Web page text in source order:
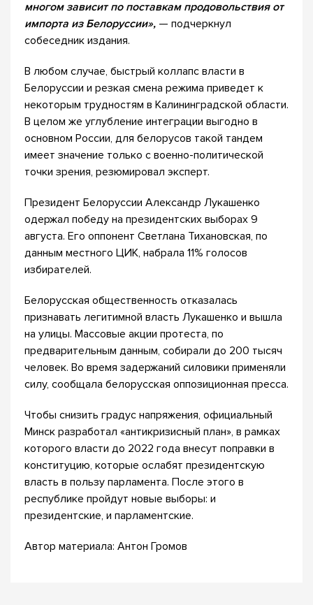
многом зависит по поставкам продовольствия от
импорта из Белоруссии», — подчеркнул
собеседник издания.
В любом случае, быстрый коллапс власти в
Белоруссии и резкая смена режима приведет к
некоторым трудностям в Калининградской области.
В целом же углубление интеграции выгодно в
основном России, для белорусов такой тандем
имеет значение только с военно-политической
точки зрения, резюмировал эксперт.
Президент Белоруссии Александр Лукашенко
одержал победу на президентских выборах 9
августа. Его оппонент Светлана Тихановская, по
данным местного ЦИК, набрала 11% голосов
избирателей.
Белорусская общественность отказалась
признавать легитимной власть Лукашенко и вышла
на улицы. Массовые акции протеста, по
предварительным данным, собирали до 200 тысяч
человек. Во время задержаний силовики применяли
силу, сообщала белорусская оппозиционная пресса.
Чтобы снизить градус напряжения, официальный
Минск разработал «антикризисный план», в рамках
которого власти до 2022 года внесут поправки в
конституцию, которые ослабят президентскую
власть в пользу парламента. После этого в
республике пройдут новые выборы: и
президентские, и парламентские.
Автор материала: Антон Громов